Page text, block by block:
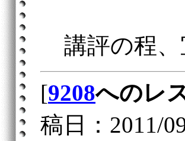
講評の程
[9208へのレ
稿日：2011/